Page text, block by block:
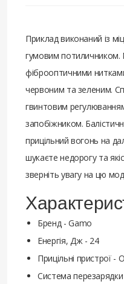
Приклад виконаний із
гумовим потиличником.
фіброоптичними
червоним та зеленим.
гвинтовим
запобіжником.
прицільний вогонь на
шукаєте недорогу та
зверніть увагу на цю
Бренд - Gamo
Енергія, Дж - 24
Прицільні пристрої -
Система